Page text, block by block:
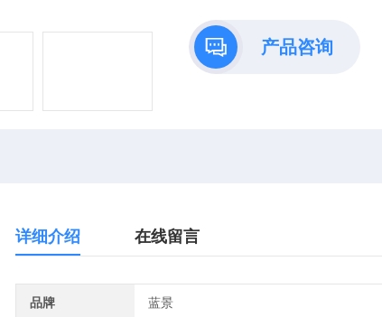
产品咨询
详细介绍 在线留言
品牌 蓝景